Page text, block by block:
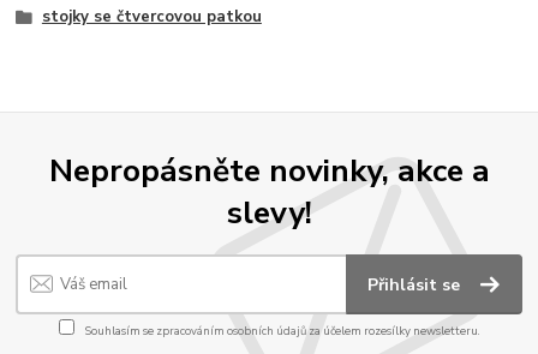
stojky se čtvercovou patkou
Nepropásněte novinky, akce a
slevy!
Přihlásit se
Souhlasím se zpracováním osobních údajůza účelem rozesílky newsletteru.